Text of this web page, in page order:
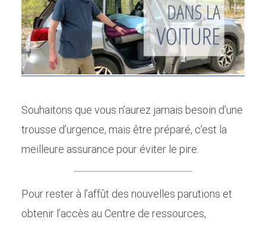
Souhaitons que vous n’aurez jamais besoin d’une
trousse d’urgence, mais être préparé, c’est la
meilleure assurance pour éviter le pire.
Pour rester à l’affût des nouvelles parutions et
obtenir l’accès au Centre de ressources,